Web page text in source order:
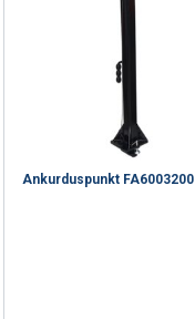
Ankurduspunkt FA6003200